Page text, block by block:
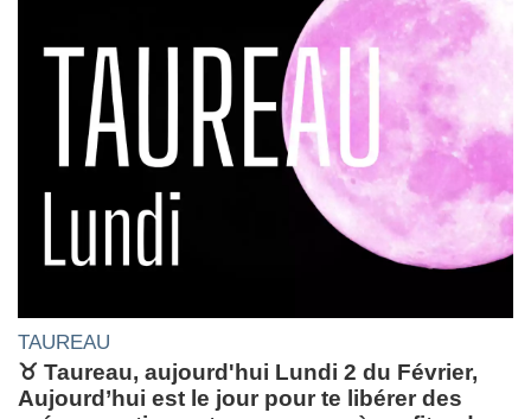
TAUREAU
♉ Taureau, aujourd'hui Lundi 2 du Février,
Aujourd’hui est le jour pour te libérer des